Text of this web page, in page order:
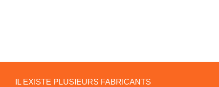
IL EXISTE PLUSIEURS FABRICANTS